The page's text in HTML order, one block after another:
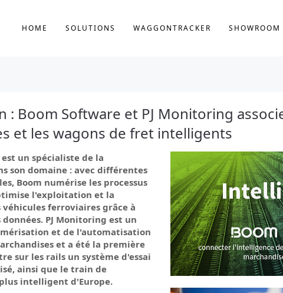
HOME SOLUTIONS WAGGONTRACKER SHOWROOM
: Boom Software et PJ Monitoring
et les wagons de fret intelligents
un spécialiste de la
son domaine : avec différentes
Boom numérise les processus
l'exploitation et la
ferroviaires grâce à
PJ Monitoring est un
et de l'automatisation
et a été la première
sur les rails un système d'essai
ainsi que le train de
intelligent d'Europe.